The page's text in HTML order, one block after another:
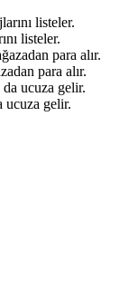
listeler.
para alır.
ucuza gelir.